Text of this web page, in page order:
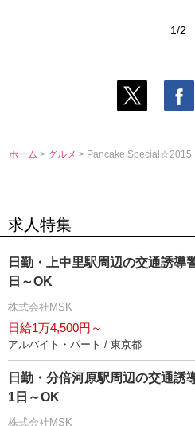
1/2
ホーム > グルメ> Pancake Special☆2015
求人特集
日勤・上中里駅周辺の交通誘導
日～OK
株式会社MSK
日給1万4,500円～
アルバイト・パート / 東京都
日勤・分倍河原駅周辺の交通誘
1日～OK
株式会社MSK